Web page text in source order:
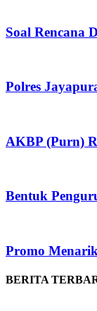
Soal Rencana
Polres
AKBP (Purn)
Bentuk
Promo
BERITA